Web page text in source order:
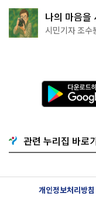
나의 마음을
상작 공개!
시민기자 조수
다
운
로
기
G
o
g
l
e
관련 누리집 바로
개인정보처리방침